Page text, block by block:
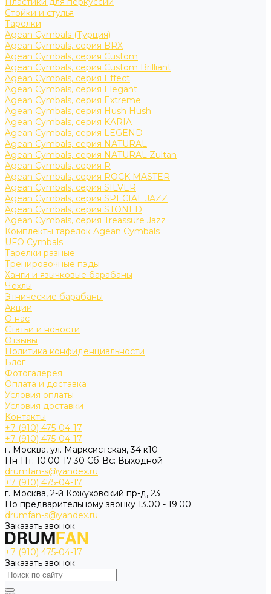
Стойки и стулья
Тарелки
Agean Cymbals (Турция)
Agean Cymbals, серия BRX
Agean Cymbals, серия Custom
Agean Cymbals, серия Custom Brilliant
Agean Cymbals, серия Effect
Agean Cymbals, серия Elegant
Agean Cymbals, серия Extreme
Agean Cymbals, серия Hush Hush
Agean Cymbals, серия KARIA
Agean Cymbals, серия LEGEND
Agean Cymbals, серия NATURAL
Agean Cymbals, серия NATURAL Zultan
Agean Cymbals, серия R
Agean Cymbals, серия ROCK MASTER
Agean Cymbals, серия SILVER
Agean Cymbals, серия SPECIAL JAZZ
Agean Cymbals, серия STONED
Agean Cymbals, серия Treassure Jazz
Комплекты тарелок Agean Cymbals
UFO Cymbals
Тарелки разные
Тренировочные пэды
Ханги и язычковые барабаны
Чехлы
Этнические барабаны
Акции
О нас
Статьи и новости
Отзывы
Политика конфиденциальности
Блог
Фотогалерея
Оплата и доставка
Условия оплаты
Условия доставки
Контакты
+7 (910) 475-04-17
+7 (910) 475-04-17
г. Москва, ул. Марксистская, 34 к10
Пн-Пт: 10:00-17:30 Cб-Вс: Выходной
drumfan-s@yandex.ru
+7 (910) 475-04-17
г. Москва, 2-й Кожуховский пр-д, 23
По предварительному звонку 13.00 - 19.00
drumfan-s@yandex.ru
Заказать звонок
+7 (910) 475-04-17
Заказать звонок